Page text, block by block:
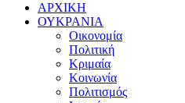
ΑΡΧΙΚΗ
ΟΥΚΡΑΝΙΑ
Οικονομία
Πολιτική
Κριμαία
Κοινωνία
Πολιτισμός